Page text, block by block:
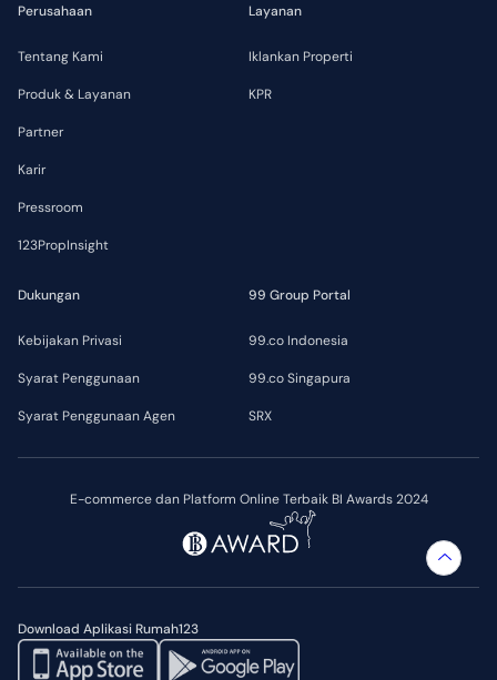
E-commerce dan Platform Online Terbaik BI Awards 2024
Download Aplikasi Rumah123
Perusahaan
Tentang Kami
Produk & Layanan
Partner
Karir
Pressroom
123PropInsight
Layanan
Iklankan Properti
KPR
Dukungan
Kebijakan Privasi
Syarat Penggunaan
Syarat Penggunaan Agen
99 Group Portal
99.co Indonesia
99.co Singapura
SRX